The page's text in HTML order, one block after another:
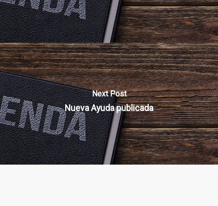
Next Post
Nueva Ayuda publicada